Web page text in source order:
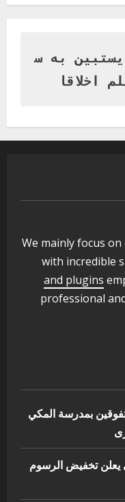
الكبرى
الدراسية لهذا العام
بالولاية يدشن ورشة
التطوير الإداري
الملتقي التنسيقي
به س
اخلاقا
We mainly focus
with incredible
and plugins
professional
بمدرسة المكي
يعلن تخفيض الرسوم